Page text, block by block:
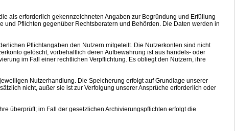
als erforderlich gekennzeichneten Angaben zur Begründung und Erfüllung
Pflichten gegenüber Rechtsberatern und Behörden. Die Daten werden in
Pflichtangaben den Nutzern mitgeteilt. Die Nutzerkonten sind nicht
gelöscht, vorbehaltlich deren Aufbewahrung ist aus handels- oder
im Fall einer rechtlichen Verpflichtung. Es obliegt den Nutzern, ihre
Nutzerhandlung. Die Speicherung erfolgt auf Grundlage unserer
nicht, außer sie ist zur Verfolgung unserer Ansprüche erforderlich oder
überprüft; im Fall der gesetzlichen Archivierungspflichten erfolgt die